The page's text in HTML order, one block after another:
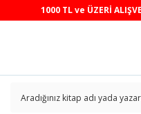
1000 TL ve ÜZERİ